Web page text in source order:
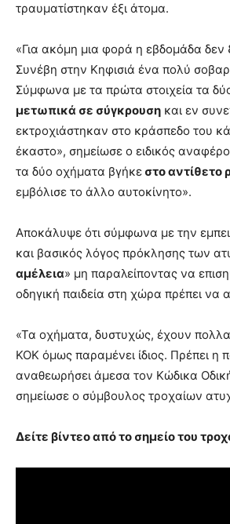
τραυματίστηκαν έξι άτομα.
«Για ακόμη μια φορά η εβδομάδα δεν
Συνέβη στην Κηφισιά ένα πολύ
Σύμφωνα με τα πρώτα στοιχεία τα
μετωπικά σε σύγκρουση και εν
εκτροχιάστηκαν στο κράσπεδο του
έκαστο», σημείωσε ο ειδικός
τα δύο οχήματα βγήκε στο αντίθετο
εμβόλισε το άλλο αυτοκίνητο».
Αποκάλυψε ότι σύμφωνα με την
και βασικός λόγος πρόκλησης των
αμέλεια» μη παραλείποντας να
οδηγική παιδεία στη χώρα πρέπει να
«Τα οχήματα, δυστυχώς, έχουν
ΚΟΚ όμως παραμένει ίδιος. Πρέπει η
αναθεωρήσει άμεσα τον Κώδικα
σημείωσε ο σύμβουλος τροχαίων
Δείτε βίντεο από το σημείο του